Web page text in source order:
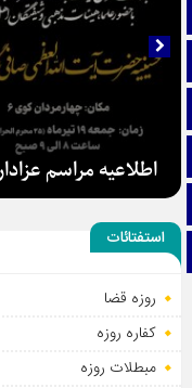
صفحه نخست
تماس با ما
آپارات
اینستاگرام
تلگرام
اطلاعیه مراسم
استفتائات
روزه قضا
کفاره روزه
مبطلات روزه